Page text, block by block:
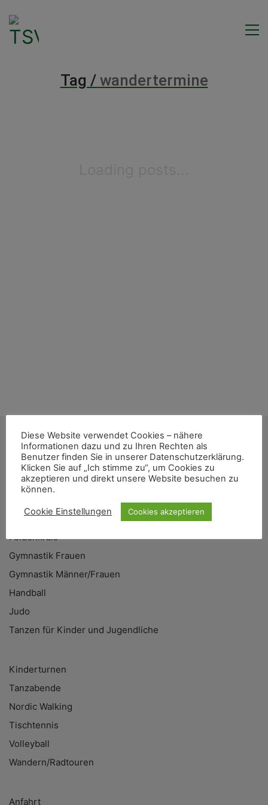
Tag / wandertermine
TSV Fuhlen
Impressum
Feldenkrais
Gymnastik Frauen
Gymnastik Männer/Frauen
Handball
Judo
Tanzen für Kinder und Jugendliche
Kinderturnen
Tanzabende
Nordic Walking
Tischtennis
Volleyball
Wandern/Radtouren
Anfahrt
Diese Website verwendet Cookies – nähere
Informationen dazu und zu Ihren Rechten als
Benutzer finden Sie in unserer Datenschutzerklärung.
Klicken Sie auf „Ich stimme zu“, um Cookies zu
akzeptieren und direkt unsere Website besuchen zu
können.
Cookie Einstellungen Cookies akzeptieren